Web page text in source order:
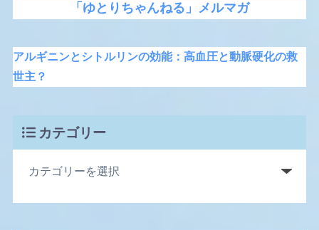
「ゆとりちゃんねる」メルマガ
アルギニンとシトルリンの効能：高血圧と動脈硬化の救
世主？
カテゴリー